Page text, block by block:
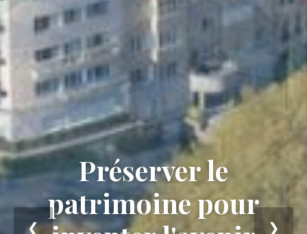
Préserver le
patrimoine pour
❮ ❯